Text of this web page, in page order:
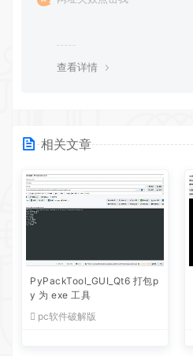
查看详情
相关文章
PyPackTool_GUI_Qt6 打包p
y 为 exe 工具
pc软件破解版